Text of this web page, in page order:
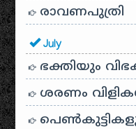
രാവണപുത്രി
July
ഭക്തിയും
ശരണം